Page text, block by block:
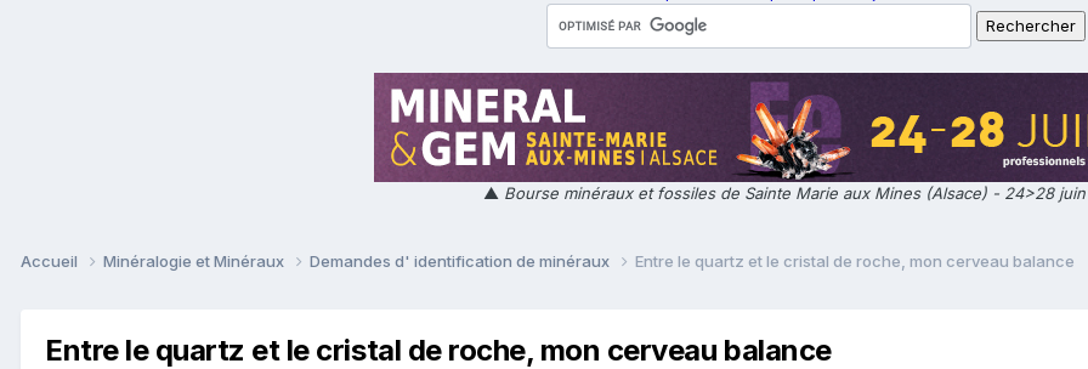
▲ Bourse minéraux et fossiles de Sainte Marie aux Mines (Alsace) - 24>28
Accueil Minéralogie et Minéraux Demandes d' identification de minéraux Entre le quartz et le cristal de roche, mon cerveau balance
Entre le quartz et le cristal de roche, mon cerveau balance